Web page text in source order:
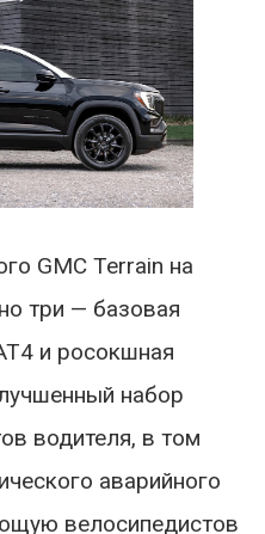
GMC Terrain на
три — базовая
и росокшная
набор
водителя, в том
аварийного
велосипедистов